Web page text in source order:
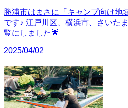
勝浦市はまさに「キャンプ向け地
です♪ 江戸川区、横浜市、さいた
覧にしました🌟
2025/04/02